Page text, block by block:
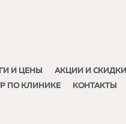
И ЦЕНЫ АКЦИИ И СКИДКИ
ПО КЛИНИКЕ
КОНТАКТЫ